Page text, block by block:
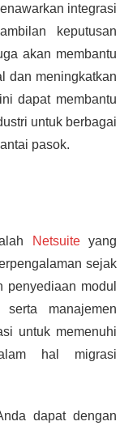
integrasi
keputusan
akan membantu
dan meningkatkan
dapat membantu
untuk berbagai
pasok.
Netsuiteyang
sejak
penyediaan modul
serta manajemen
untuk memenuhi
hal migrasi
dapat dengan